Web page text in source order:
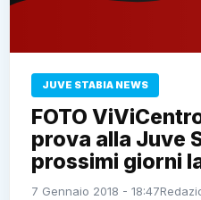
JUVE STABIA NEWS
FOTO
prova alla Juve
prossimi giorni
7 Gennaio 2018 - 18:47